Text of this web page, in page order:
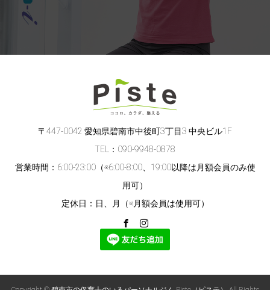
〒447-0042 愛知県碧南市中後町3丁目3 中央ビル1F
TEL：090-9948-0878
営業時間：6:00-23:00（※6:00-8:00、19:00以降は月額会員のみ使
用可）
定休日：日、月（※月額会員は使用可）